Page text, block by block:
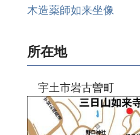
木造薬師如来坐像
所在地
宇土市岩古曽町